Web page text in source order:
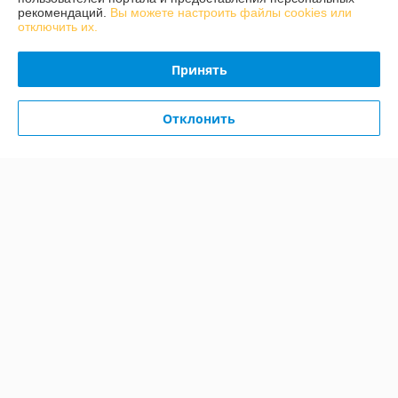
рекомендаций. Вы можете настроить файлы cookies или
отключить их.
Принять
Отклонить